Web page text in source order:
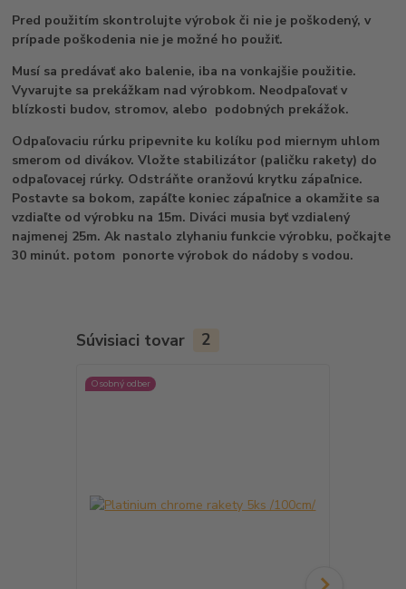
Pred použitím skontrolujte výrobok či nie je poškodený, v
prípade poškodenia nie je možné ho použiť.
Musí sa predávať ako balenie, iba na vonkajšie použitie.
Vyvarujte sa prekážkam nad výrobkom. Neodpaľovať v
blízkosti budov, stromov, alebo podobných prekážok.
Odpaľovaciu rúrku pripevnite ku kolíku pod miernym uhlom
smerom od divákov. Vložte stabilizátor (paličku rakety) do
odpaľovacej rúrky. Odstráňte oranžovú krytku zápaľnice.
Postavte sa bokom, zapáľte koniec zápaľnice a okamžite sa
vzdiaľte od výrobku na 15m. Diváci musia byť vzdialený
najmenej 25m. Ak nastalo zlyhaniu funkcie výrobku, počkajte
30 minút. potom ponorte výrobok do nádoby s vodou.
Súvisiaci tovar 2
Osobný odber